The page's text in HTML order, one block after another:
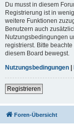
Du musst in diesem
Registrierung ist in
weitere Funktionen
Benutzern auch
Nutzungsbedingungen
registrierst. Bitte
diesem Board bewegst.
Nutzungsbedingungen |
Registrieren
Foren-Übersicht